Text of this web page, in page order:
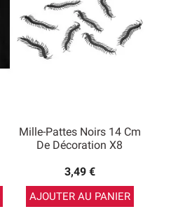
à la toile ou à côté.
modèles depetites
pourrez accrocher
mais aussi des modèles
qui pourront être mises à
Mille-Pattes Noirs 14 Cm
De Décoration X8
3,49 €
AJOUTER AU PANIER